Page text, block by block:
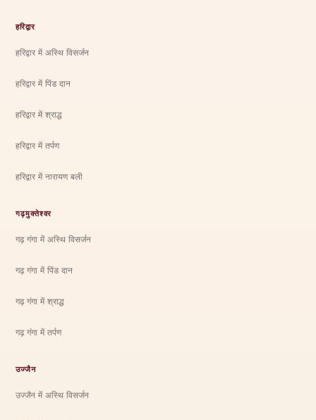
हरिद्वार
हरिद्वार में अस्थि विसर्जन
हरिद्वार में पिंड दान
हरिद्वार में श्राद्ध
हरिद्वार में तर्पण
हरिद्वार में नारायण बली
गढ़मुक्तेश्वर
गढ़ गंगा में अस्थि विसर्जन
गढ़ गंगा में पिंड दान
गढ़ गंगा में श्राद्ध
गढ़ गंगा में तर्पण
उज्जैन
उज्जैन में अस्थि विसर्जन